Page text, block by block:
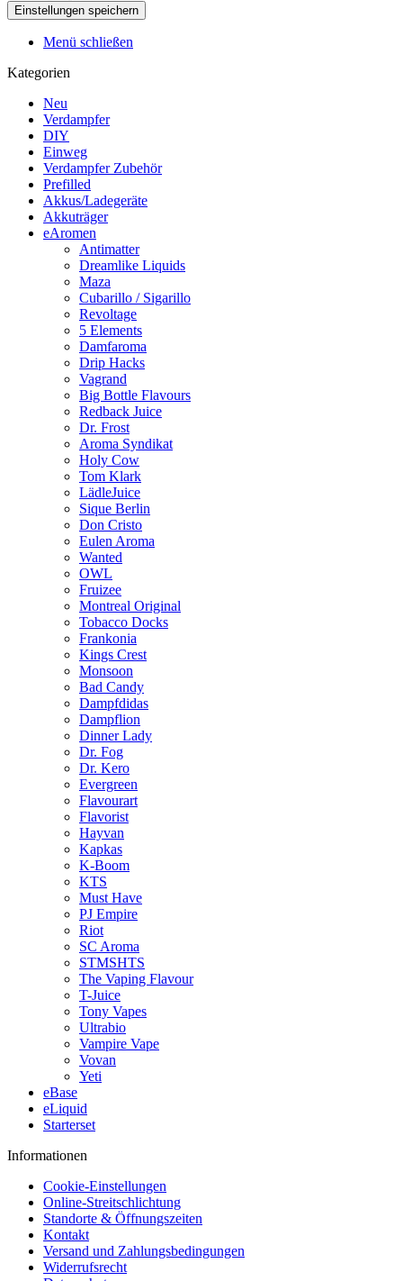
Menü schließen
Kategorien
Neu
Verdampfer
DIY
Einweg
Verdampfer Zubehör
Prefilled
Akkus/Ladegeräte
Akkuträger
eAromen
Antimatter
Dreamlike Liquids
Maza
Cubarillo / Sigarillo
Revoltage
5 Elements
Damfaroma
Drip Hacks
Vagrand
Big Bottle Flavours
Redback Juice
Dr. Frost
Aroma Syndikat
Holy Cow
Tom Klark
LädleJuice
Sique Berlin
Don Cristo
Eulen Aroma
Wanted
OWL
Fruizee
Montreal Original
Tobacco Docks
Frankonia
Kings Crest
Monsoon
Bad Candy
Dampfdidas
Dampflion
Dinner Lady
Dr. Fog
Dr. Kero
Evergreen
Flavourart
Flavorist
Hayvan
Kapkas
K-Boom
KTS
Must Have
PJ Empire
Riot
SC Aroma
STMSHTS
The Vaping Flavour
T-Juice
Tony Vapes
Ultrabio
Vampire Vape
Vovan
Yeti
eBase
eLiquid
Starterset
Informationen
Cookie-Einstellungen
Online-Streitschlichtung
Standorte & Öffnungszeiten
Kontakt
Versand und Zahlungsbedingungen
Widerrufsrecht